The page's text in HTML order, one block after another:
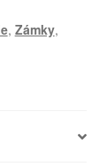
, Zámky,